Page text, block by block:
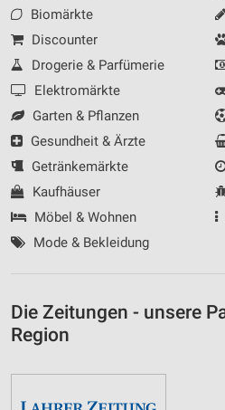
Biomärkte
Discounter
Drogerie & Parfümerie
Elektromärkte
Garten & Pflanzen
Gesundheit & Ärzte
Getränkemärkte
Kaufhäuser
Möbel & Wohnen
Mode & Bekleidung
Die Zeitungen - unsere
Region